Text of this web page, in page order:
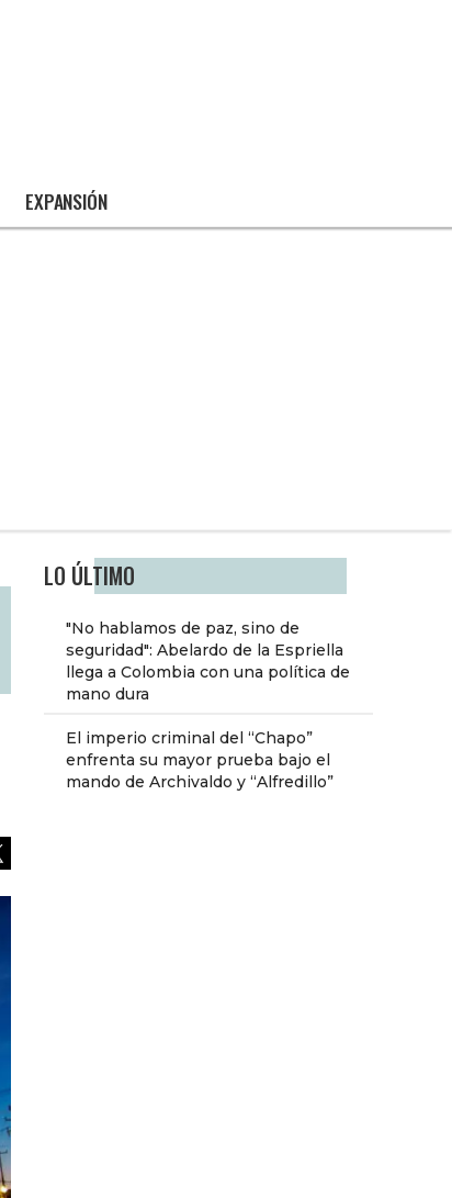
EXPANSIÓN
LO ÚLTIMO
"No hablamos de paz, sino de
seguridad": Abelardo de la Espriella
llega a Colombia con una política de
mano dura
El imperio criminal del “Chapo”
enfrenta su mayor prueba bajo el
mando de Archivaldo y “Alfredillo”